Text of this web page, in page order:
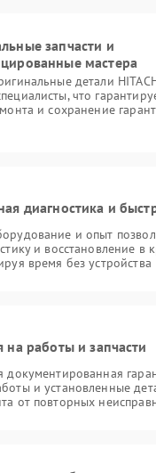
запчасти и
мастера
детали
что
и сохранение
диагностика и
и опыт
и восстановление в
время без устройства
на работы и запчасти
документированная
и установленные
от повторных